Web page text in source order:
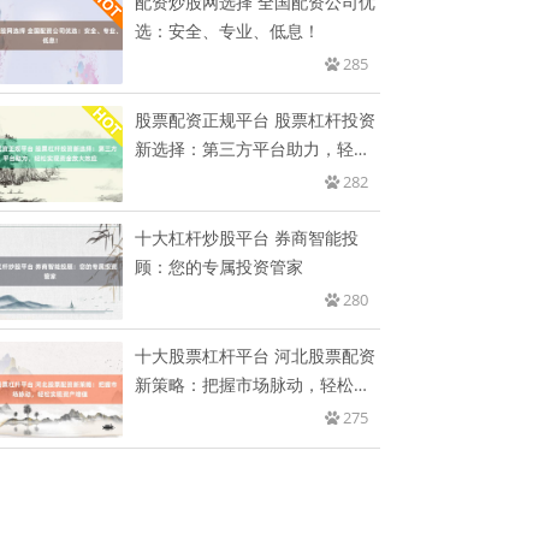
选：安全、专业、低息！
285
股票配资正规平台 股票杠杆投资
新选择：第三方平台助力，轻松
282
十大杠杆炒股平台 券商智能投
顾：您的专属投资管家
280
十大股票杠杆平台 河北股票配资
新策略：把握市场脉动，轻松实
275